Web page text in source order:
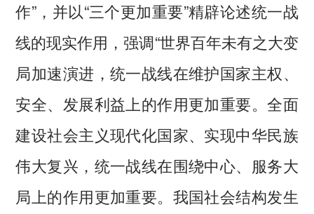
作”，并以“三个更加重要”精辟论述统一战
线的现实作用，强调“世界百年未有之大变
局加速演进，统一战线在维护国家主权、
安全、发展利益上的作用更加重要。全面
建设社会主义现代化国家、实现中华民族
伟大复兴，统一战线在围绕中心、服务大
局上的作用更加重要。我国社会结构发生